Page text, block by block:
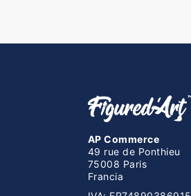
AP Commerce
49 rue de Ponthieu
75008 Paris
Francia